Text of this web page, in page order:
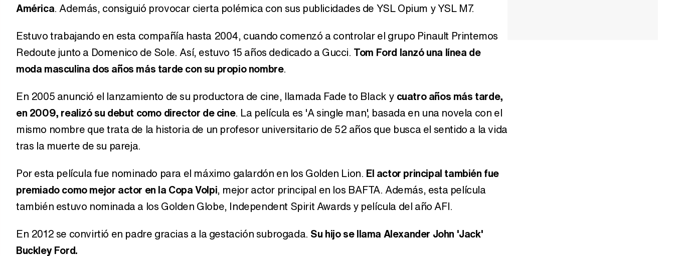
América. Además, consiguió provocar cierta polémica con sus publicidades de YSL Opium y YSL M7.
Estuvo trabajando en esta compañía hasta 2004, cuando comenzó a controlar el grupo Pinault Printemos
Redoute junto a Domenico de Sole. Así, estuvo 15 años dedicado a Gucci. Tom Ford lanzó una línea de
moda masculina dos años más tarde con su propio nombre.
En 2005 anunció el lanzamiento de su productora de cine, llamada Fade to Black y cuatro años más tarde,
en 2009, realizó su debut como director de cine. La película es 'A single man', basada en una novela con el
mismo nombre que trata de la historia de un profesor universitario de 52 años que busca el sentido a la vida
tras la muerte de su pareja.
Por esta película fue nominado para el máximo galardón en los Golden Lion. El actor principal también fue
premiado como mejor actor en la Copa Volpi, mejor actor principal en los BAFTA. Además, esta película
también estuvo nominada a los Golden Globe, Independent Spirit Awards y película del año AFI.
En 2012 se convirtió en padre gracias a la gestación subrogada. Su hijo se llama Alexander John 'Jack'
Buckley Ford.